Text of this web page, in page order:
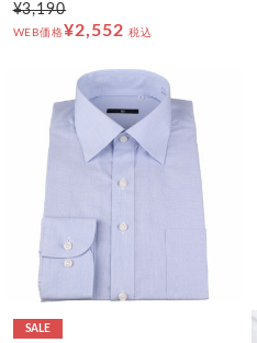
¥3,190
WEB価格¥2,552 税込
SALE